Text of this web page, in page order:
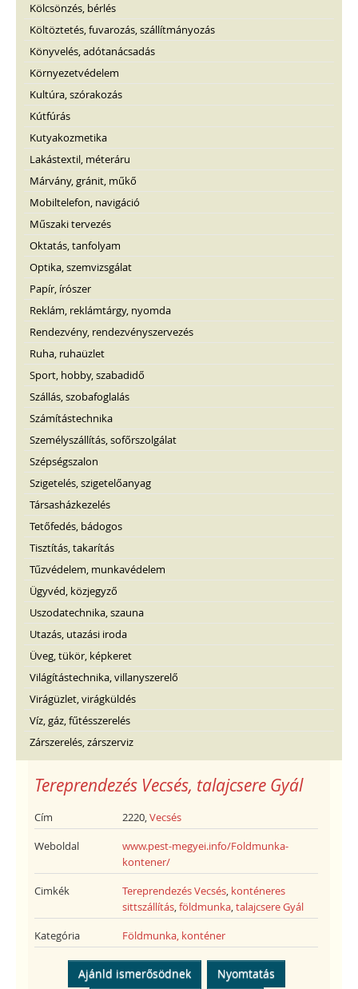
Kölcsönzés, bérlés
Költöztetés, fuvarozás, szállítmányozás
Könyvelés, adótanácsadás
Környezetvédelem
Kultúra, szórakozás
Kútfúrás
Kutyakozmetika
Lakástextil, méteráru
Márvány, gránit, műkő
Mobiltelefon, navigáció
Műszaki tervezés
Oktatás, tanfolyam
Optika, szemvizsgálat
Papír, írószer
Reklám, reklámtárgy, nyomda
Rendezvény, rendezvényszervezés
Ruha, ruhaüzlet
Sport, hobby, szabadidő
Szállás, szobafoglalás
Számítástechnika
Személyszállítás, sofőrszolgálat
Szépségszalon
Szigetelés, szigetelőanyag
Társasházkezelés
Tetőfedés, bádogos
Tisztítás, takarítás
Tűzvédelem, munkavédelem
Ügyvéd, közjegyző
Uszodatechnika, szauna
Utazás, utazási iroda
Üveg, tükör, képkeret
Világítástechnika, villanyszerelő
Virágüzlet, virágküldés
Víz, gáz, fűtésszerelés
Zárszerelés, zárszerviz
Tereprendezés Vecsés, talajcsere Gyál
Cím 2220,Vecsés
Weboldal
www.pest-megyei.info/Foldmunka-
kontener/
Cimkék Tereprendezés Vecsés, konténeres
sittszállítás,földmunka,talajcsere Gyál
Kategória Földmunka, konténer
Ajánld ismerősödnek Nyomtatás